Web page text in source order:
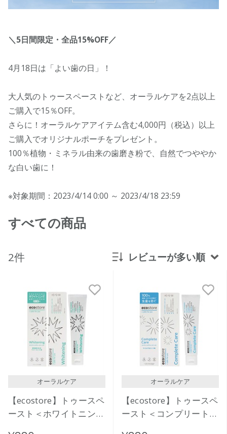
＼5日間限定・全品15%OFF／
4月18日は「よい歯の日」！
大人気のトゥースペーストなど、オーラルケアを2点以上
ご購入で15％OFF。
さらに！オーラルケアアイテム含む4,000円（税込）以上
ご購入でオリジナルポーチをプレゼント。
100％植物・ミネラル由来の歯磨き粉で、自然でつややか
な白い歯に！
※対象期間：2023/4/14 0:00 ～ 2023/4/18 23:59
すべての商品
2件 レビューが多い順
発売日順
価格が安い
価格が高い
レビューが多い順
オーラルケア
【ecostore】トゥースペ
ースト＜ホワイトニング
オーラルケア
【ecostore】トゥースペ
ースト＜コンプリートケ